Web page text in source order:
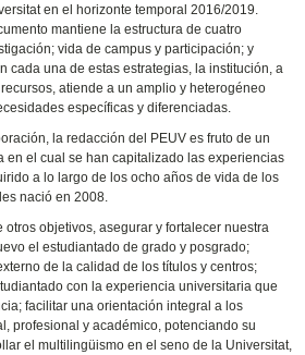
en el horizonte temporal 2016/2019.
mantiene la estructura de cuatro
vida de campus y participación; y
cada una de estas estrategias, la institución, a
atiende a un amplio y heterogéneo
específicas y diferenciadas.
la redacción del PEUV es fruto de un
en el cual se han capitalizado las experiencias
a lo largo de los ocho años de vida de los
nació en 2008.
otros objetivos, asegurar y fortalecer nuestra
el estudiantado de grado y posgrado;
de la calidad de los títulos y centros;
con la experiencia universitaria que
facilitar una orientación integral a los
profesional y académico, potenciando su
el multilingüismo en el seno de la Universitat,